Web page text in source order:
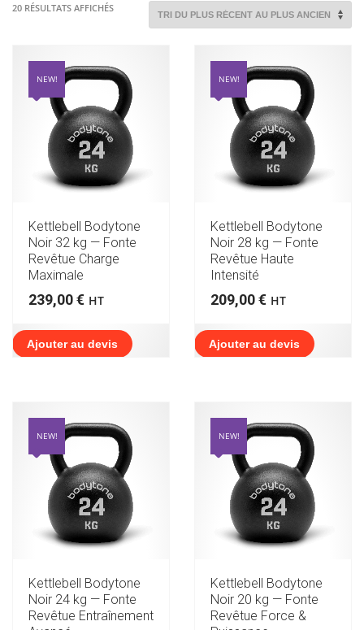
20 RÉSULTATS AFFICHÉSTRIÉ
AU
PLUS
ANCIEN
NEW!
Kettlebell Bodytone
Noir 32 kg — Fonte
Revêtue Charge
Maximale
239,00€ HT
Ajouter au devis
NEW!
Kettlebell Bodytone
Noir 28 kg — Fonte
Revêtue Haute
Intensité
209,00€ HT
Ajouter au devis
NEW!
Kettlebell Bodytone
Noir 24 kg — Fonte
Revêtue Entraînement
NEW!
Kettlebell Bodytone
Noir 20 kg — Fonte
Revêtue Force &